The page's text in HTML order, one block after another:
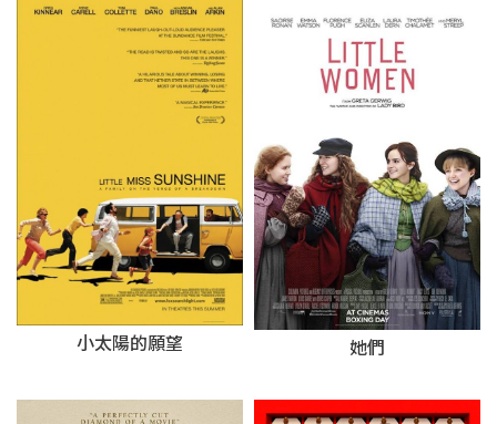
小太陽的願望 她們